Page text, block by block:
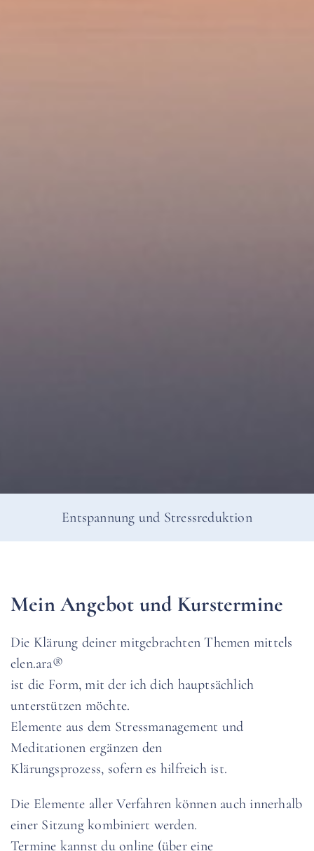
Entspannung und Stressreduktion
Mein Angebot und Kurstermine
Die Klärung deiner mitgebrachten Themen mittels
elen.ara®
ist die Form, mit der ich dich hauptsächlich
unterstützen möchte.
Elemente aus dem Stressmanagement und
Meditationen ergänzen den
Klärungsprozess, sofern es hilfreich ist.
Die Elemente aller Verfahren können auch innerhalb
einer Sitzung kombiniert werden.
Termine kannst du online (über eine